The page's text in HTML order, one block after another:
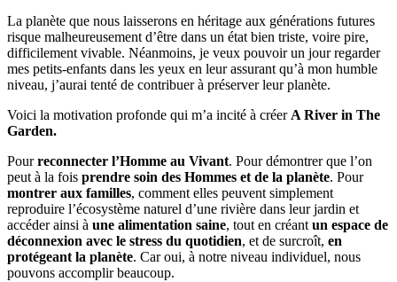
La planète que nous laisserons en héritage aux générations futures
risque malheureusement d’être dans un état bien triste, voire pire,
difficilement vivable. Néanmoins, je veux pouvoir un jour regarder
mes petits-enfants dans les yeux en leur assurant qu’à mon humble
niveau, j’aurai tenté de contribuer à préserver leur planète.
Voici la motivation profonde qui m’a incité à créer A River in The
Garden.
Pourreconnecter l’Homme au Vivant. Pour démontrer que l’on
peut à la fois prendre soin des Hommes et de la planète. Pour
montrer aux familles, comment elles peuvent simplement
reproduire l’écosystème naturel d’une rivière dans leur jardin et
accéder ainsi à une alimentation saine, tout en créant un espace de
déconnexion avec le stress du quotidien, et de surcroît, en
protégeant la planète. Car oui, à notre niveau individuel, nous
pouvons accomplir beaucoup.